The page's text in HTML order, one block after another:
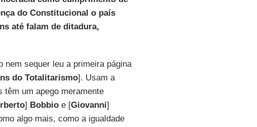
do Constitucional o país
até falam de ditadura,
nem sequer leu a primeira página
do Totalitarismo]. Usam a
têm um apego meramente
] Bobbioe [Giovanni]
algo mais, como a igualdade